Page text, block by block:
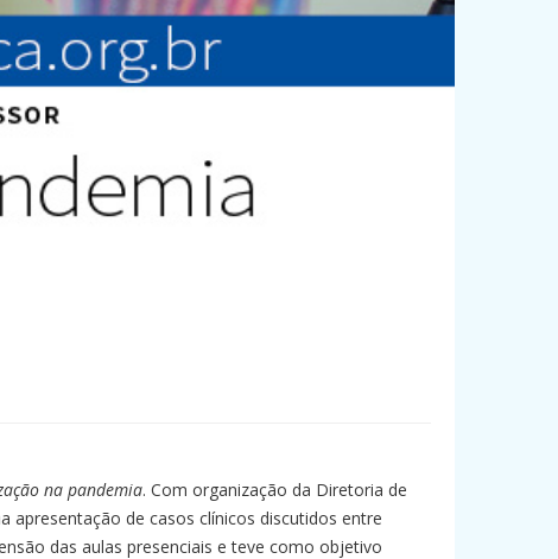
na pandemia. Com organização da Diretoria de
apresentação de casos clínicos discutidos entre
das aulas presenciais e teve como objetivo